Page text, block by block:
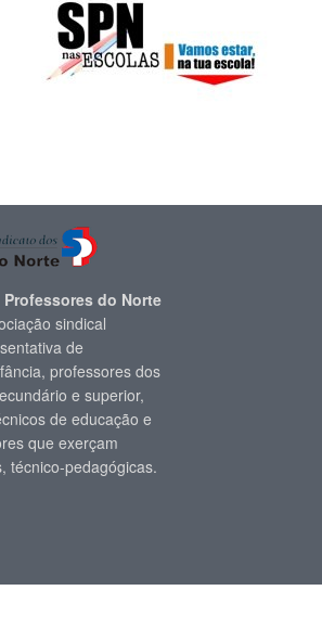
do Norte
sindical
de
professores dos
e superior,
de educação e
que exerçam
técnico-pedagógicas.